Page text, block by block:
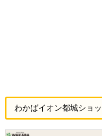
わかばイオン都城ショ